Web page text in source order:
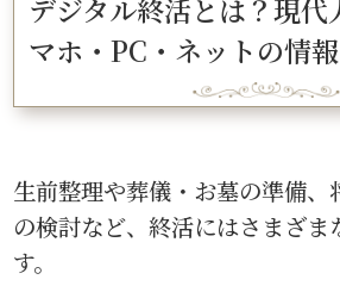
デジタル終活とは？現代
マホ・PC・ネットの情
生前整理や葬儀・お墓の準備、
の検討など、終活にはさまざま
す。